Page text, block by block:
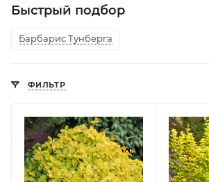
Быстрый подбор
Барбарис Тунберга
ФИЛЬТР